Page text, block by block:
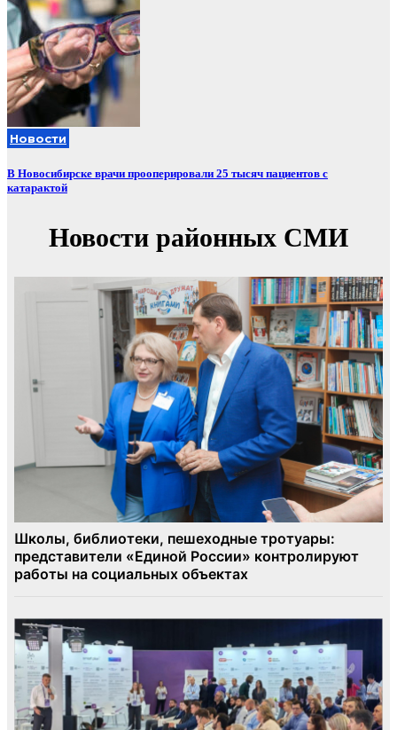
Новости
В Новосибирске врачи прооперировали 25 тысяч пациентов с
катарактой